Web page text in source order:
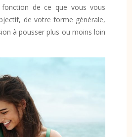
de ce que vous vous
de votre forme générale,
à pousser plus ou moins loin